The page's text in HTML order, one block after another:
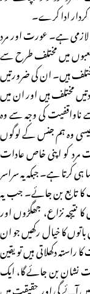
ادا کرے۔
ہے۔ عورت اور مرد
میں مختلف طرح سے
ہیں۔ ان کی ضرورتیں
مختلف ہیں اور ان میں
کی وجہ سے وہ
وہ ہم جنس کے لوگوں
کو اپنی خاص عادات
کرتا ہے۔ جبکہ یہ سراسر
کا تابع بن جائے۔ جب یہ
نزاع، جھگڑوں اور
کا خیال رکھیں جو ان
دکھلاتی ہیں تو یقین
نشان بن جائے گا، ایک
آئے گی اور حقیقت میں